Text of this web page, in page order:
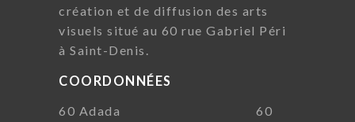
création et de diffusion des arts
visuels situé au 60 rue Gabriel Péri
à Saint-Denis.
COORDONNÉES
60 Adada 60